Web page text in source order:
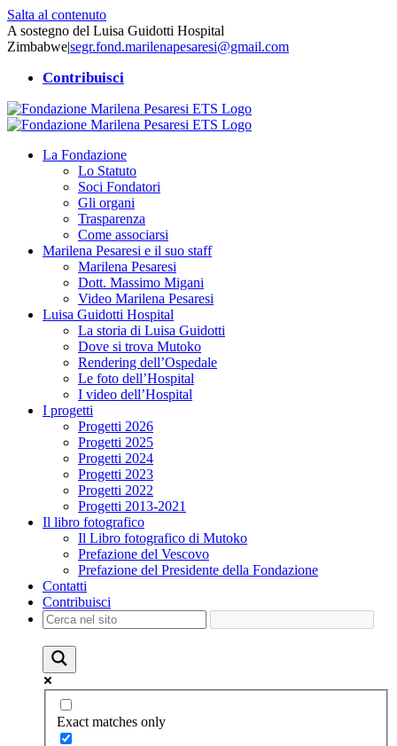
Salta al contenuto
A sostegno del Luisa Guidotti Hospital
Zimbabwe|segr.fond.marilenapesaresi@gmail.com
Contribuisci
La Fondazione
Lo Statuto
Soci Fondatori
Gli organi
Trasparenza
Come associarsi
Marilena Pesaresi e il suo staff
Marilena Pesaresi
Dott. Massimo Migani
Video Marilena Pesaresi
Luisa Guidotti Hospital
La storia di Luisa Guidotti
Dove si trova Mutoko
Rendering dell’Ospedale
Le foto dell’Hospital
I video dell’Hospital
I progetti
Progetti 2026
Progetti 2025
Progetti 2024
Progetti 2023
Progetti 2022
Progetti 2013-2021
Il libro fotografico
Il Libro fotografico di Mutoko
Prefazione del Vescovo
Prefazione del Presidente della Fondazione
Contatti
Contribuisci
Exact matches only